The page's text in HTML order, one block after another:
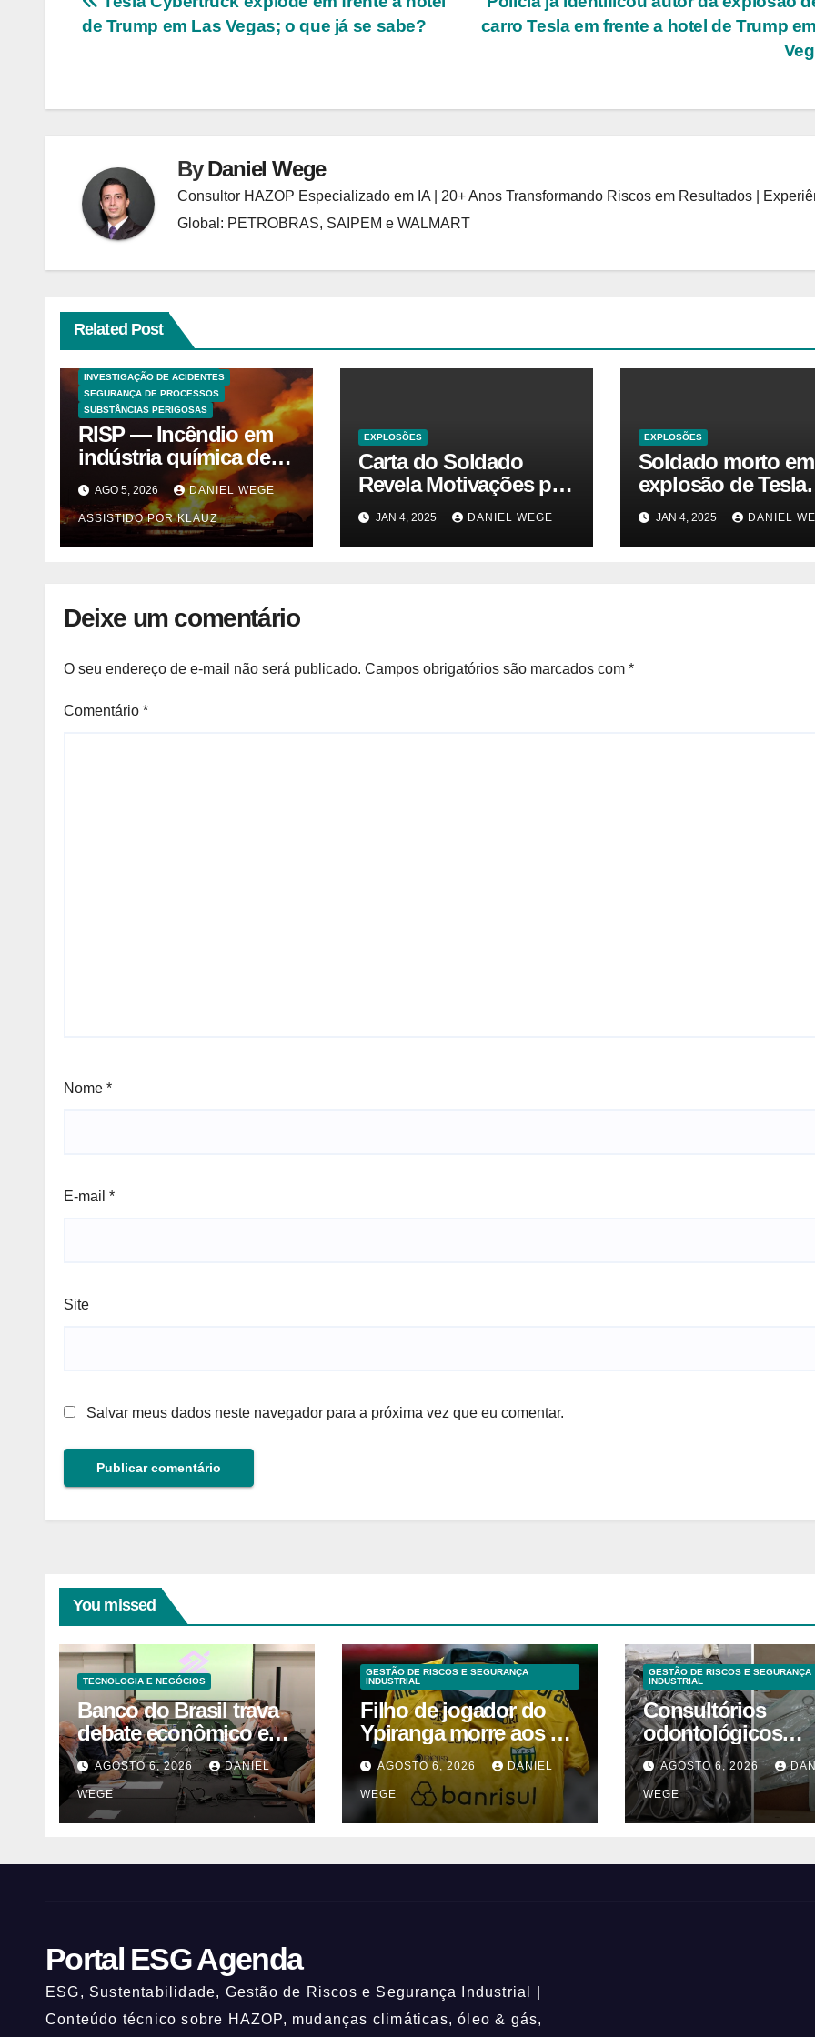
Navegação
carro Tesla em frente a hotel de Trump
de Trump em Las Vegas; o que já se sabe?
ByDaniel Wege
Consultor HAZOP Especializado em IA | 20+ Anos Transformando Riscos em Resultados |
Global: PETROBRAS, SAIPEM e WALMART
Related Post
EXPLOSÕES
INVESTIGAÇÃO DE ACIDENTES
SEGURANÇA DE PROCESSOS
SUBSTÂNCIAS PERIGOSAS
RISP — Incêndio em
indústria química de
solventes em
Itaquaquecetuba/SP
(UNIQUIMA/Quema)
AGO 5, 2026 DANIEL WEGE
ASSISTIDO POR KLAUZ
EXPLOSÕES
Carta do Soldado
Revela Motivações por
Trás da Explosão do
Cybertruck em Las
Vegas – Gazeta Brasil
JAN 4, 2025 DANIEL WEGE
EXPLOSÕES
Soldado morto em
explosão de Tesla
sofria de estresse
traumático e temia
‘colapso’ dos EUA
JAN 4, 2025 DANIEL
Deixe um comentário
O seu endereço de e-mail não será publicado. Campos obrigatórios são marcados com *
Comentário *
Nome *
E-mail *
Site
Salvar meus dados neste navegador para a próxima vez que eu comentar.
You missed
TECNOLOGIA E NEGÓCIOS
Banco do Brasil trava
debate econômico e
condiciona avanços à
decisão da Fenaban |
Contec Brasil
AGOSTO 6, 2026 DANIEL
WEGE
GESTÃO DE RISCOS E SEGURANÇA
INDUSTRIAL
Filho de jogador do
Ypiranga morre aos 2
anos após acidente
AGOSTO 6, 2026 DANIEL
WEGE
GESTÃO DE RISCOS E SEGURANÇA
INDUSTRIAL
Consultórios
odontológicos
interditados em
Campinas
2025
AGOSTO 6, 2026
WEGE
Portal ESG Agenda
ESG, Sustentabilidade, Gestão de Riscos e Segurança Industrial |
Conteúdo técnico sobre HAZOP, mudanças climáticas, óleo & gás,